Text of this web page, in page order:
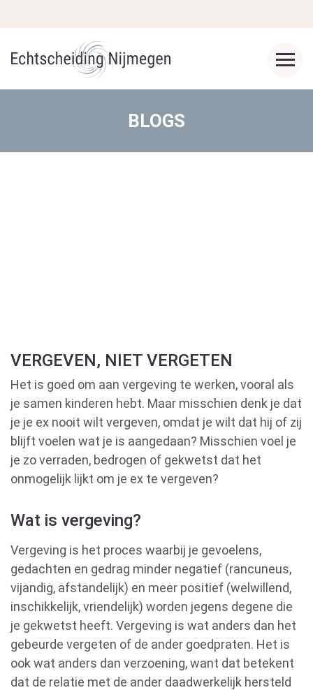
BLOGS
VERGEVEN, NIET VERGETEN
Het is goed om aan vergeving te werken, vooral als
je samen kinderen hebt. Maar misschien denk je dat
je je ex nooit wilt vergeven, omdat je wilt dat hij of zij
blijft voelen wat je is aangedaan? Misschien voel je
je zo verraden, bedrogen of gekwetst dat het
onmogelijk lijkt om je ex te vergeven?
Wat is vergeving?
Vergeving is het proces waarbij je gevoelens,
gedachten en gedrag minder negatief (rancuneus,
vijandig, afstandelijk) en meer positief (welwillend,
inschikkelijk, vriendelijk) worden jegens degene die
je gekwetst heeft. Vergeving is wat anders dan het
gebeurde vergeten of de ander goedpraten. Het is
ook wat anders dan verzoening, want dat betekent
dat de relatie met de ander daadwerkelijk hersteld